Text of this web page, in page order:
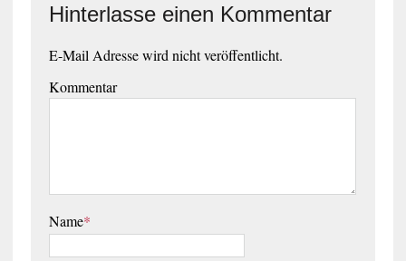
Hinterlasse einen Kommentar
E-Mail Adresse wird nicht veröffentlicht.
Kommentar
Name*